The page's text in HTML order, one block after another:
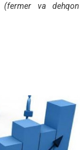
(fermer va dehqon